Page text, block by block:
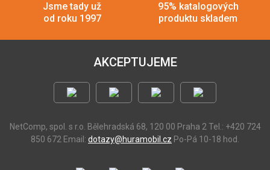
Jsme tady už
od roku 1997
95% katalogových
produktu skladem
AKCEPTUJEME
NetComp, spol. s r.o. Bělehradská 68, 120 00 Praha 2 Tel.: +420 724
850 672 Email: dotazy@huramobil.cz Po-Pá 10-18 hod.